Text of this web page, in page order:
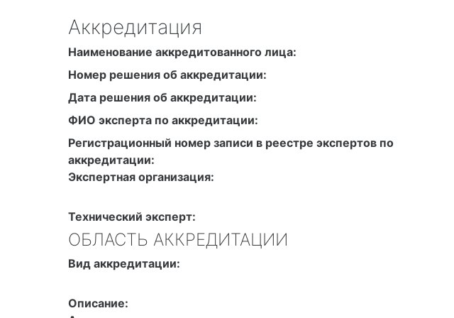
Аккредитация
Наименование аккредитованного лица:
Номер решения об аккредитации:
Дата решения об аккредитации:
ФИО эксперта по аккредитации:
Регистрационный номер записи в реестре экспертов по
аккредитации:
Экспертная организация:
Технический эксперт:
ОБЛАСТЬ АККРЕДИТАЦИИ
Вид аккредитации:
Описание: